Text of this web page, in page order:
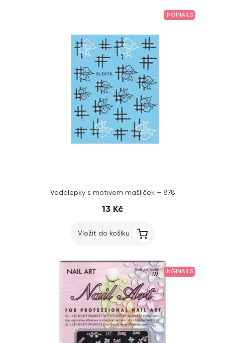
INGINAILS
Vodolepky s motivem mašliček – 878
13 Kč
Vložit do košíku
INGINAILS